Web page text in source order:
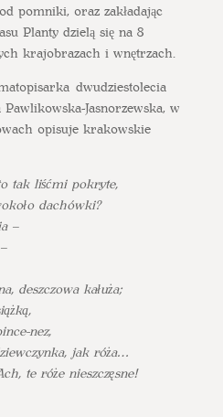
pomniki, oraz zakładając
Planty dzielą się na 8
krajobrazach i wnętrzach.
dwudziestolecia
Jasnorzewska, w
opisuje krakowskie
tak liśćmi pokryte,
dachówki?
–
deszczowa kałuża;
nez,
jak róża…
te róże nieszczęsne!